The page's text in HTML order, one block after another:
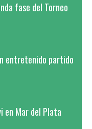
fase del Torneo
entretenido partido
en Mar del Plata